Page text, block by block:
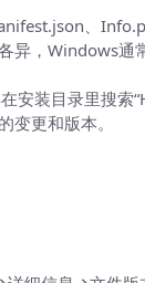
、
，Windows
装目录里搜索
更和版本。